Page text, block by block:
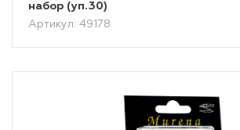
набор (уп.30)
Артикул: 49178